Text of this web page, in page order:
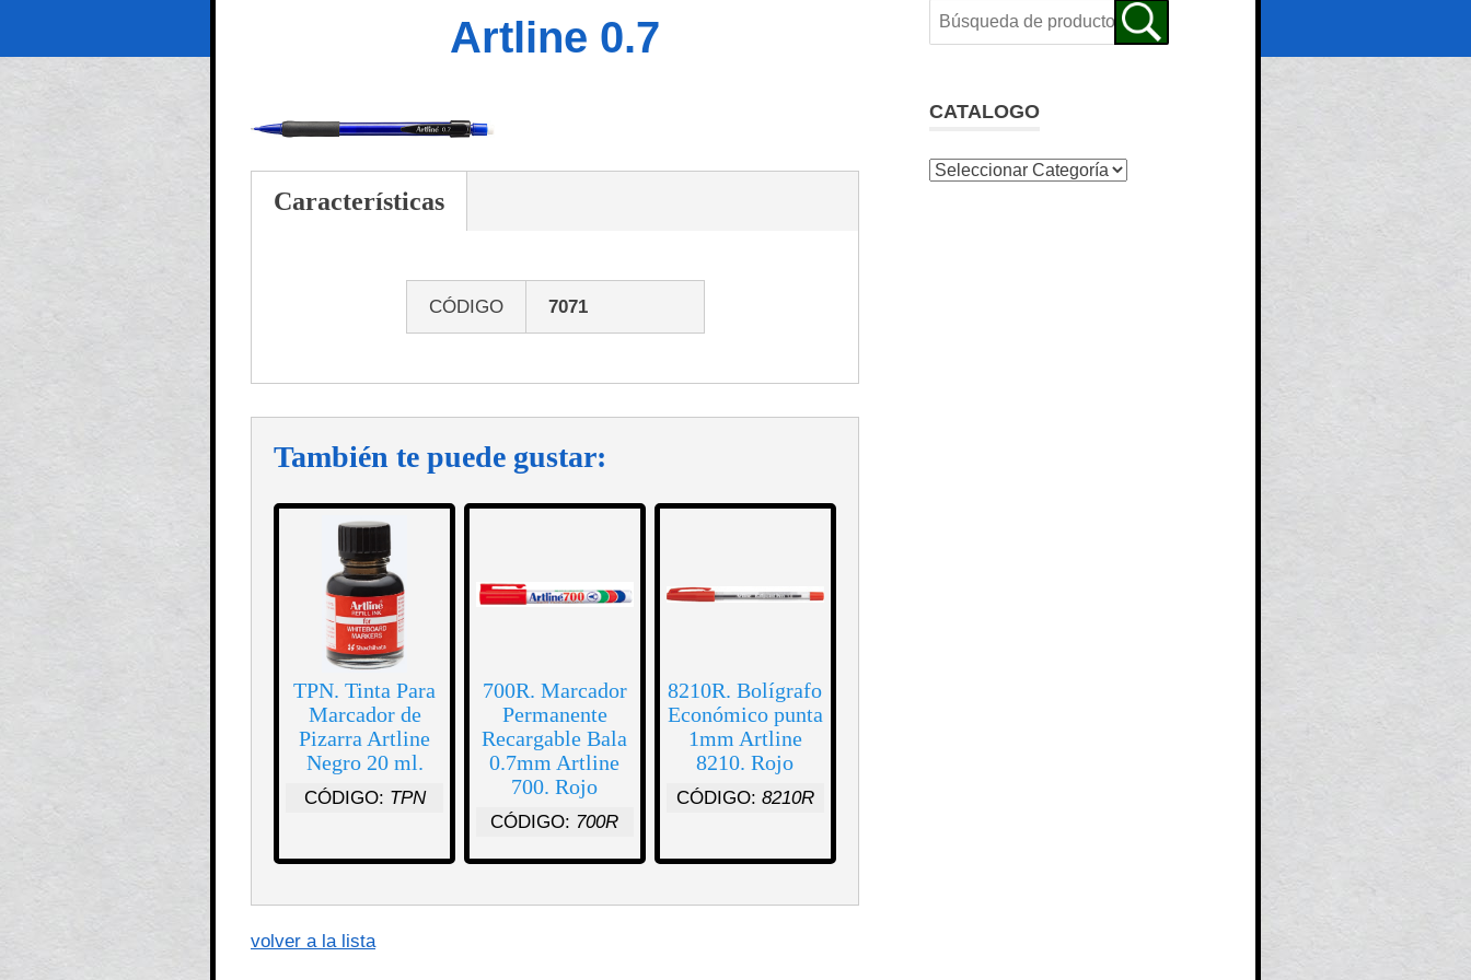
Artline 0.7
Características
CÓDIGO 7071
También te puede gustar:
TPN. Tinta Para
Marcador de
Pizarra Artline
Negro 20 ml.
CÓDIGO: TPN
700R. Marcador
Permanente
Recargable Bala
0.7mm Artline
700. Rojo
CÓDIGO: 700R
8210R. Bolígrafo
Económico punta
1mm Artline
8210. Rojo
CÓDIGO: 8210R
volver a la lista
CATALOGO